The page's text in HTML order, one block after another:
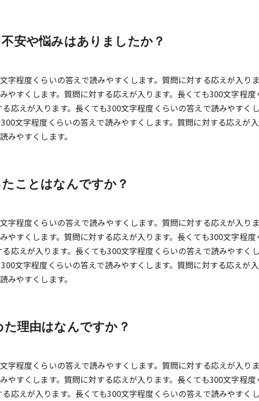
安や悩みはありましたか？
字程度くらいの答えで読みやすくします。質問に対する応えが入りま
やすくします。質問に対する応えが入ります。長くても300文字程度
応えが入ります。長くても300文字程度くらいの答えで読みやすく
文字程度くらいの答えで読みやすくします。質問に対する応えが
みやすくします。
ことはなんですか？
字程度くらいの答えで読みやすくします。質問に対する応えが入りま
やすくします。質問に対する応えが入ります。長くても300文字程度
応えが入ります。長くても300文字程度くらいの答えで読みやすく
文字程度くらいの答えで読みやすくします。質問に対する応えが
みやすくします。
理由はなんですか？
字程度くらいの答えで読みやすくします。質問に対する応えが入りま
やすくします。質問に対する応えが入ります。長くても300文字程度
応えが入ります。長くても300文字程度くらいの答えで読みやすく